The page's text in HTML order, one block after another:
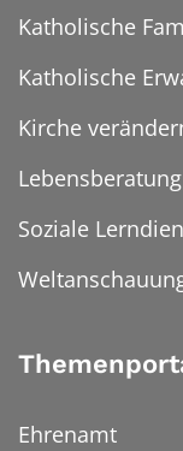
Katholische
Katholische
Kirche
Lebensberatung
Soziale
Ehrenamt